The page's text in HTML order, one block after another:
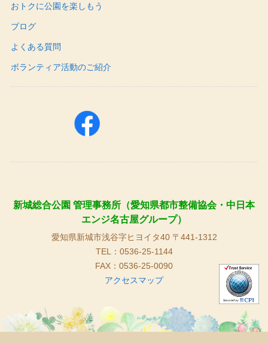
おトクに公園を楽しもう
ブログ
よくある質問
ボランティア活動のご紹介
新城総合公園 管理事務所（愛知県都市整備協会・中日本
エンジ名古屋グループ）
愛知県新城市浅谷字ヒヨイタ40 〒441-1312
TEL：0536-25-1144
FAX：0536-25-0090
アクセスマップ